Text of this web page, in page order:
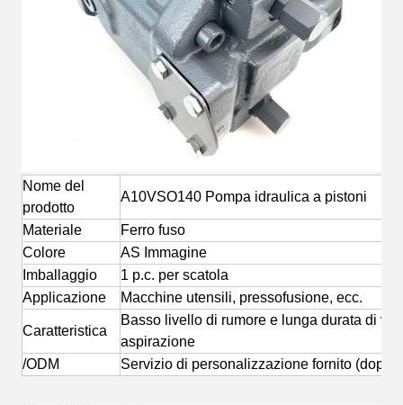
Nome del
prodotto
A10VSO140 Pompa idraulica a pistoni
Materiale
Ferro fuso
Colore
AS Immagine
Imballaggio
1 p.c. per scatola
Applicazione
Macchine utensili, pressofusione, ecc.
Caratteristica
Basso livello di rumore e lunga durata di
aspirazione
/ODM
Servizio di personalizzazione fornito